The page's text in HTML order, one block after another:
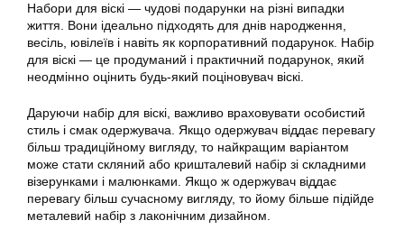
Набори для віскі — чудові подарунки на різні випадки
життя. Вони ідеально підходять для днів народження,
весіль, ювілеїв і навіть як корпоративний подарунок. Набір
для віскі — це продуманий і практичний подарунок, який
неодмінно оцінить будь-який поціновувач віскі.
Даруючи набір для віскі, важливо враховувати особистий
стиль і смак одержувача. Якщо одержувач віддає перевагу
більш традиційному вигляду, то найкращим варіантом
може стати скляний або кришталевий набір зі складними
візерунками і малюнками. Якщо ж одержувач віддає
перевагу більш сучасному вигляду, то йому більше підійде
металевий набір з лаконічним дизайном.